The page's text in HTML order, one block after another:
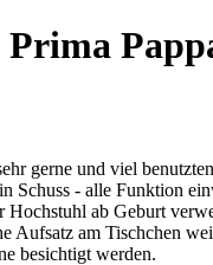
Prima
gerne und viel
Schuss - alle Funktion
Hochstuhl ab Geburt
Aufsatz am Tischchen
besichtigt werden.